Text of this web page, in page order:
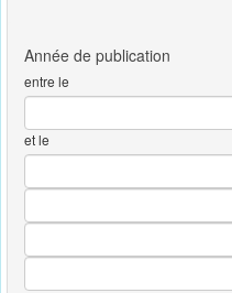
entre le
et le